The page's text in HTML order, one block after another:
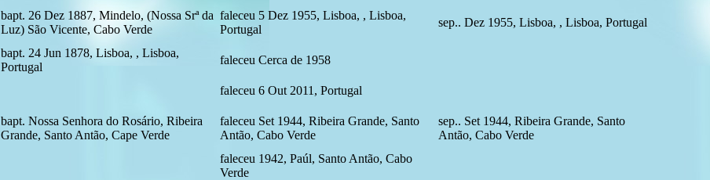
bapt. 26 Dez 1887, Mindelo, (Nossa Srª da
Luz) São Vicente, Cabo Verde
faleceu 5 Dez 1955, Lisboa, , Lisboa,
Portugal
sep.. Dez 1955, Lisboa, , Lisboa, Portugal
bapt. 24 Jun 1878, Lisboa, , Lisboa,
Portugal
faleceu Cerca de 1958
faleceu 6 Out 2011, Portugal
bapt. Nossa Senhora do Rosário, Ribeira
Grande, Santo Antão, Cape Verde
faleceu Set 1944, Ribeira Grande, Santo
Antão, Cabo Verde
sep.. Set 1944, Ribeira Grande, Santo
Antão, Cabo Verde
faleceu 1942, Paúl, Santo Antão, Cabo
Verde